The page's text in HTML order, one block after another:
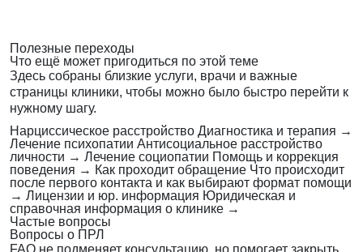
Полезные переходы
Что ещё может пригодиться по этой теме
Здесь собраны близкие услуги, врачи и важные
страницы клиники, чтобы можно было быстро перейти к
нужному шагу.
Нарциссическое расстройство Диагностика и терапия →
Лечение психопатии Антисоциальное расстройство
личности → Лечение социопатии Помощь и коррекция
поведения → Как проходит обращение Что происходит
после первого контакта и как выбирают формат помощи
→ Лицензии и юр. информация Юридическая и
справочная информация о клинике →
Частые вопросы
Вопросы о ПРЛ